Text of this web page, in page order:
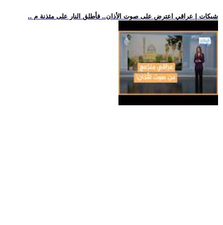
.. شبكات | عراقي اعترض على صوت الأذان.. فأطلق النار على مئذنة م